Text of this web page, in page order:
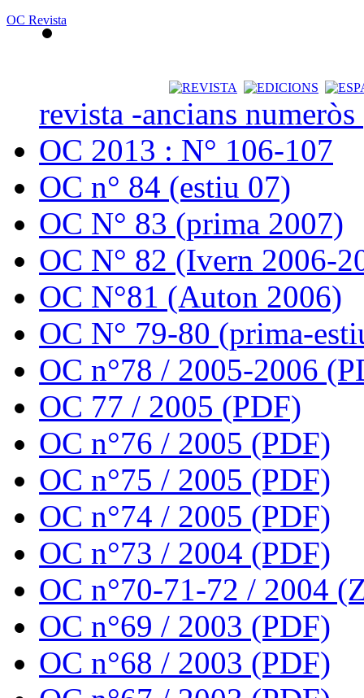
OC Revista
revista -ancians
OC 2013 : N° 106-107
OC n° 84 (estiu 07)
OC N° 83 (prima 2007)
OC N° 82 (Ivern 2006-
OC N°81 (Auton 2006)
OC N° 79-80 (prima-
OC n°78 / 2005-2006
OC 77 / 2005 (PDF)
OC n°76 / 2005 (PDF)
OC n°75 / 2005 (PDF)
OC n°74 / 2005 (PDF)
OC n°73 / 2004 (PDF)
OC n°70-71-72 / 2004
OC n°69 / 2003 (PDF)
OC n°68 / 2003 (PDF)